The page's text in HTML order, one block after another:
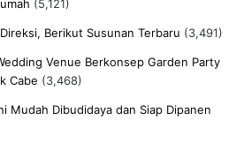
(5,121)
Berikut Susunan Terbaru (3,491)
Venue Berkonsep Garden Party
Cabe (3,468)
Mudah Dibudidaya dan Siap Dipanen